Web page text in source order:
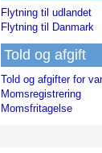
Flytning til udlandet
Flytning til Danmark
Told og afgift
Told og afgifter for
Momsregistrering
Momsfritagelse